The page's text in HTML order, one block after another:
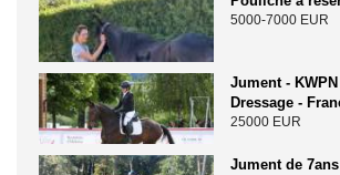
5000-7000 EUR
Jument -
Dressage -
25000 EUR
Jument de